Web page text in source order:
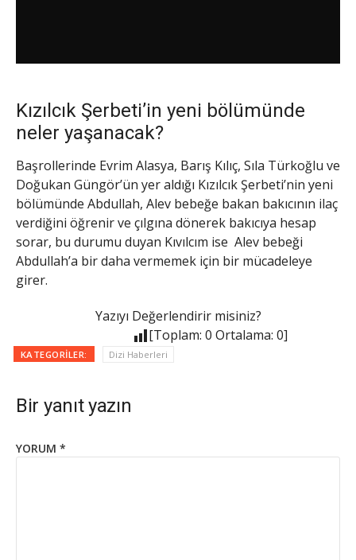
Kızılcık Şerbeti’in yeni bölümünde
neler yaşanacak?
Başrollerinde Evrim Alasya, Barış Kılıç, Sıla Türkoğlu ve
Doğukan Güngör’ün yer aldığı Kızılcık Şerbeti’nin yeni
bölümünde Abdullah, Alev bebeğe bakan bakıcının ilaç
verdiğini öğrenir ve çılgına dönerek bakıcıya hesap
sorar, bu durumu duyan Kıvılcım ise Alev bebeği
Abdullah’a bir daha vermemek için bir mücadeleye
girer.
Yazıyı Değerlendirir misiniz?
[Toplam: 0 Ortalama: 0]
KATEGORILER: Dizi Haberleri
Bir yanıt yazın
YORUM *